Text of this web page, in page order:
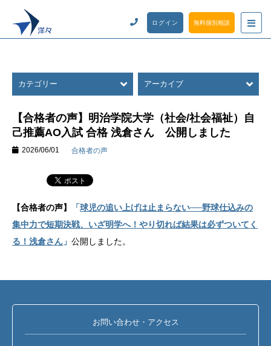
ログイン 無料個別相談
カテゴリー アーカイブ
【合格者の声】明治学院大学（社会/社会福祉）自
己推薦AO入試 合格 浅倉さん 公開しました
2026/06/01 合格者の声
【合格者の声】 「球児の追い上げは止まらない──野球仕込みの
集中力で短期決戦、いざ明学へ！やり切れば結果は必ずついてく
る！浅倉さん 」 公開しました。
お問い合わせ・アクセス